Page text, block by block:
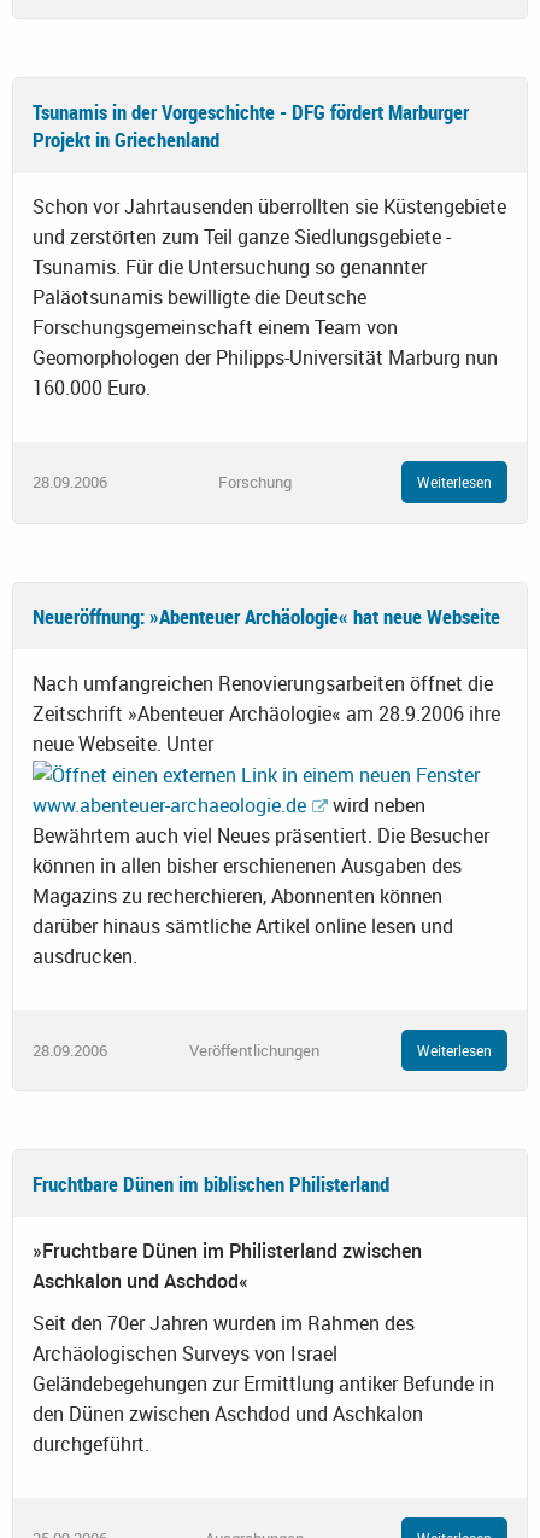
Tsunamis in der Vorgeschichte - DFG fördert Marburger
Projekt in Griechenland
Schon vor Jahrtausenden überrollten sie Küstengebiete
und zerstörten zum Teil ganze Siedlungsgebiete -
Tsunamis. Für die Untersuchung so genannter
Paläotsunamis bewilligte die Deutsche
Forschungsgemeinschaft einem Team von
Geomorphologen der Philipps-Universität Marburg nun
160.000 Euro.
28.09.2006 Forschung Weiterlesen
Neueröffnung: »Abenteuer Archäologie« hat neue Webseite
Nach umfangreichen Renovierungsarbeiten öffnet die
Zeitschrift »Abenteuer Archäologie« am 28.9.2006 ihre
neue Webseite. Unter
www.abenteuer-archaeologie.de
wird neben
Bewährtem auch viel Neues präsentiert. Die Besucher
können in allen bisher erschienenen Ausgaben des
Magazins zu recherchieren, Abonnenten können
darüber hinaus sämtliche Artikel online lesen und
ausdrucken.
28.09.2006 Veröffentlichungen Weiterlesen
Fruchtbare Dünen im biblischen Philisterland
»Fruchtbare Dünen im Philisterland zwischen
Aschkalon und Aschdod«
Seit den 70er Jahren wurden im Rahmen des
Archäologischen Surveys von Israel
Geländebegehungen zur Ermittlung antiker Befunde in
den Dünen zwischen Aschdod und Aschkalon
durchgeführt.